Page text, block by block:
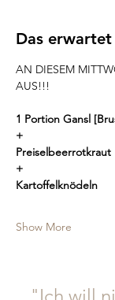
Das erwartet
AN DIESEM
AUS!!!
1 Portion Gansl
+
Preiselbeerrotkraut
+
Kartoffelknödeln
Show More